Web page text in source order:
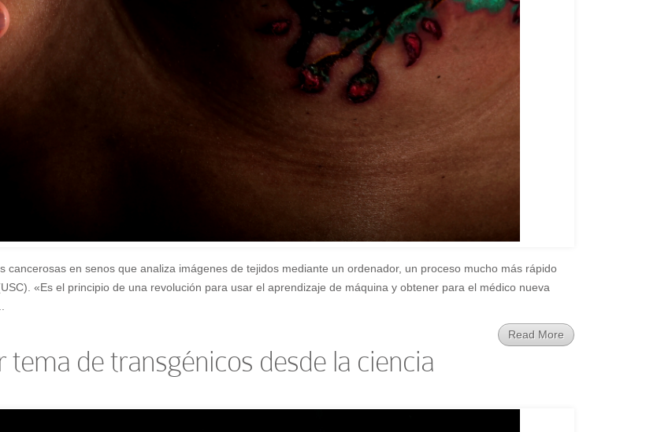
en senos que analiza imágenes de tejidos mediante un ordenador, un proceso mucho más rápido
«Es el principio de una revolución para usar el aprendizaje de máquina y obtener para el médico nueva
Read More
de transgénicos desde la ciencia